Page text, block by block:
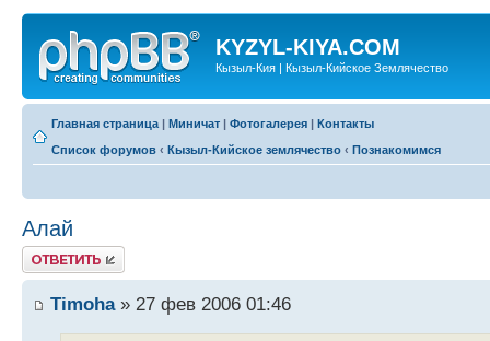
KYZYL-KIYA.COM
Кызыл-Кия | Кызыл-Кийское Землячество
Главная страница | Миничат | Фотогалерея | Контакты
Список форумов ‹ Кызыл-Кийское землячество ‹ Познакомимся
Алай
Ответить
Timoha» 27 фев 2006 01:46